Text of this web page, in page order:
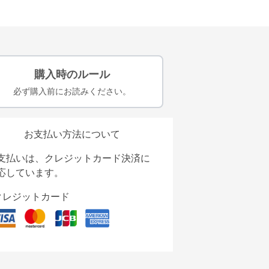
購入時のルール
必ず購入前にお読みください。
お支払い方法について
払いは、クレジットカード決済に
しています。
レジットカード